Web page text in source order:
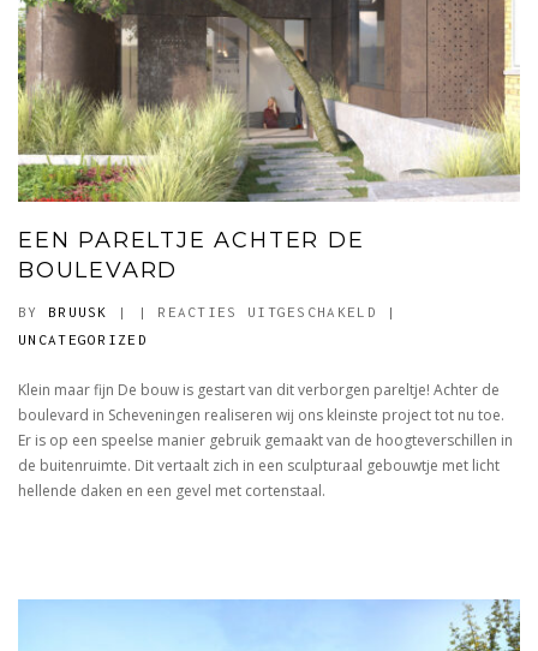
EEN PARELTJE ACHTER DE
BOULEVARD
BY BRUUSK | | REACTIES UITGESCHAKELD VOOR
ACHTER
DE
BOULEVARD
|
UNCATEGORIZED
Klein maar fijn De bouw is gestart van dit verborgen pareltje! Achter de
boulevard in Scheveningen realiseren wij ons kleinste project tot nu toe.
Er is op een speelse manier gebruik gemaakt van de hoogteverschillen in
de buitenruimte. Dit vertaalt zich in een sculpturaal gebouwtje met licht
hellende daken en een gevel met cortenstaal.